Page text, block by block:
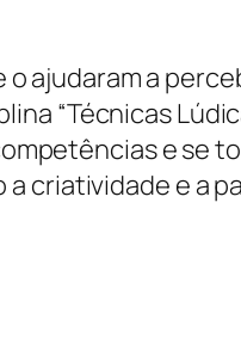
ajudaram a
“Técnicas
e se
criatividade e a